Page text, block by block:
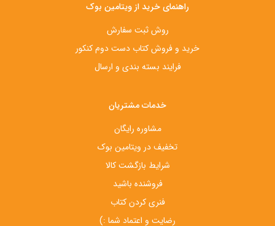
راهنمای خرید از ویتامین بوک
روش ثبت سفارش
خرید و فروش کتاب دست‌ دوم کنکور
فرایند بسته بندی و ارسال
خدمات مشتریان
مشاوره رایگان
تخفیف در ویتامین بوک
شرایط بازگشت کالا
فروشنده باشید
فنری کردن کتاب
رضایت و اعتماد شما :)